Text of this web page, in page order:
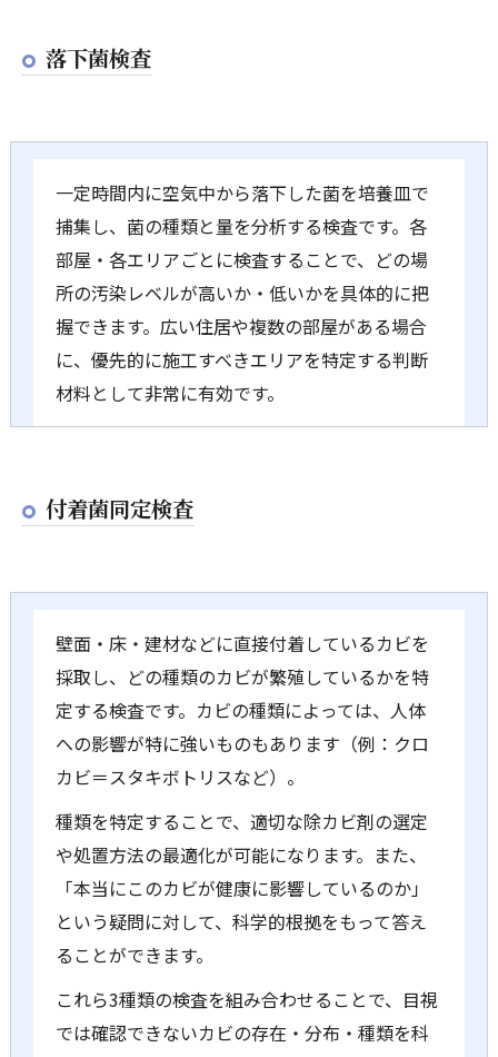
落下菌検査
一定時間内に空気中から落下した菌を培養皿で
捕集し、菌の種類と量を分析する検査です。各
部屋・各エリアごとに検査することで、どの場
所の汚染レベルが高いか・低いかを具体的に把
握できます。広い住居や複数の部屋がある場合
に、優先的に施工すべきエリアを特定する判断
材料として非常に有効です。
付着菌同定検査
壁面・床・建材などに直接付着しているカビを
採取し、どの種類のカビが繁殖しているかを特
定する検査です。カビの種類によっては、人体
への影響が特に強いものもあります（例：クロ
カビ＝スタキボトリスなど）。
種類を特定することで、適切な除カビ剤の選定
や処置方法の最適化が可能になります。また、
「本当にこのカビが健康に影響しているのか」
という疑問に対して、科学的根拠をもって答え
ることができます。
これら3種類の検査を組み合わせることで、目視
では確認できないカビの存在・分布・種類を科